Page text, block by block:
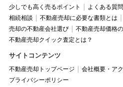
少しでも高く売るポイント
よくある質問
相続相談
不動産売却に必要な書類とは
売却の不動産会社選び
不動産売却価格
不動産売却クイック査定とは？
サイトコンテンツ
不動産売却トップページ 会社概要・ア
プライバシーポリシー